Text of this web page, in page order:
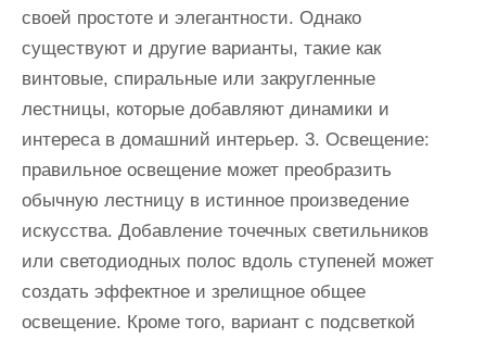
своей простоте и элегантности. Однако
существуют и другие варианты, такие как
винтовые, спиральные или закругленные
лестницы, которые добавляют динамики и
интереса в домашний интерьер. 3. Освещение:
правильное освещение может преобразить
обычную лестницу в истинное произведение
искусства. Добавление точечных светильников
или светодиодных полос вдоль ступеней может
создать эффектное и зрелищное общее
освещение. Кроме того, вариант с подсветкой